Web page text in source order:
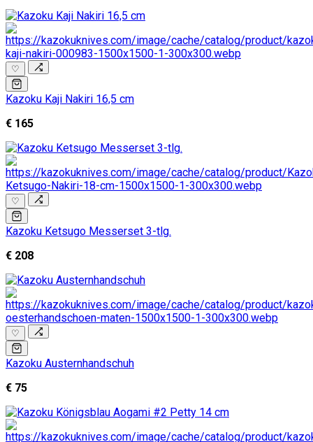
♡
Kazoku Kaji Nakiri 16,5 cm
€ 165
♡
Kazoku Ketsugo Messerset 3-tlg.
€ 208
♡
Kazoku Austernhandschuh
€ 75